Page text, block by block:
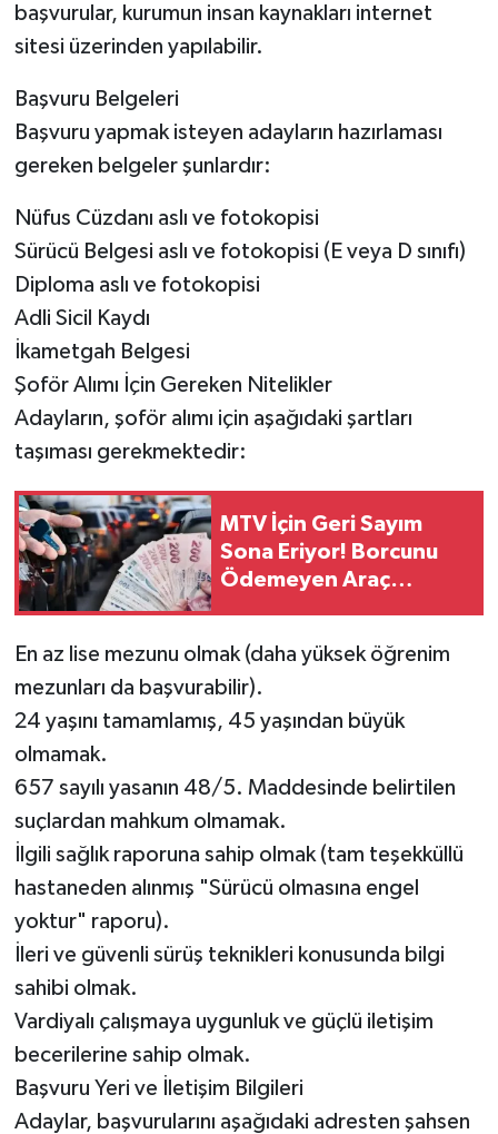
başvurular, kurumun insan kaynakları internet
sitesi üzerinden yapılabilir.
Başvuru Belgeleri
Başvuru yapmak isteyen adayların hazırlaması
gereken belgeler şunlardır:
Nüfus Cüzdanı aslı ve fotokopisi
Sürücü Belgesi aslı ve fotokopisi (E veya D sınıfı)
Diploma aslı ve fotokopisi
Adli Sicil Kaydı
İkametgah Belgesi
Şoför Alımı İçin Gereken Nitelikler
Adayların, şoför alımı için aşağıdaki şartları
taşıması gerekmektedir:
MTV İçin Geri Sayım
Sona Eriyor! Borcunu
Ödemeyen Araç
En az lise mezunu olmak (daha yüksek öğrenim
mezunları da başvurabilir).
24 yaşını tamamlamış, 45 yaşından büyük
olmamak.
657 sayılı yasanın 48/5. Maddesinde belirtilen
suçlardan mahkum olmamak.
İlgili sağlık raporuna sahip olmak (tam teşekküllü
hastaneden alınmış "Sürücü olmasına engel
yoktur" raporu).
İleri ve güvenli sürüş teknikleri konusunda bilgi
sahibi olmak.
Vardiyalı çalışmaya uygunluk ve güçlü iletişim
becerilerine sahip olmak.
Başvuru Yeri ve İletişim Bilgileri
Adaylar, başvurularını aşağıdaki adresten şahsen